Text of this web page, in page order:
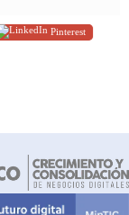
Pinterest